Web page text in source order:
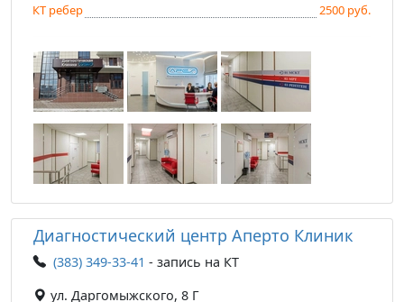
КТ ребер 2500 руб.
Диагностический центр Аперто Клиник
(383) 349-33-41 - запись на КТ
ул. Даргомыжского, 8 Г